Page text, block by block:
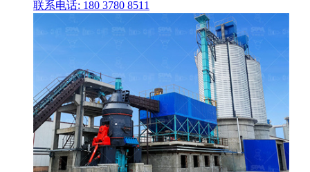
联系电话: 180 3780 8511